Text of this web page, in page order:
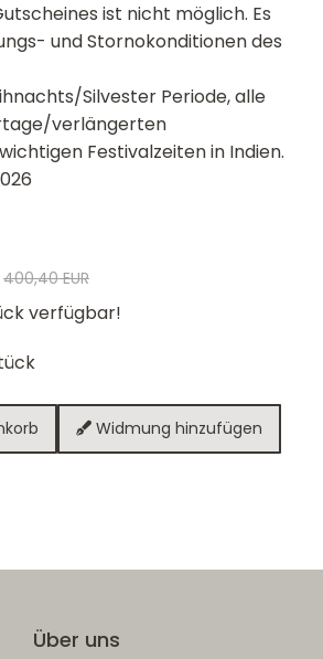
ist nicht möglich. Es
und Stornokonditionen des
Silvester Periode, alle
verlängerten
Festivalzeiten in Indien.
400,40 EUR
verfügbar!
Widmung hinzufügen
Über uns